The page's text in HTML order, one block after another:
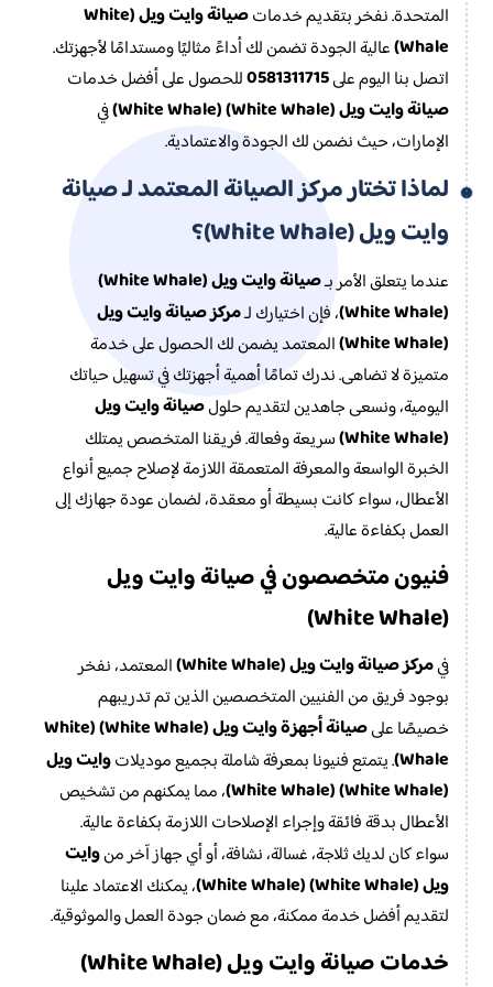
المتحدة. نفخر بتقديم خدمات
صيانة وايت ويل (White
Whale) عالية الجودة تضمن لك أداءً مثاليًا ومستدامًا لأجهزتك.
اتصل بنا اليوم على0581311715للحصول على أفضل خدمات
صيانة وايت ويل (White Whale) (White Whale)
في
الإمارات، حيث نضمن لك الجودة والاعتمادية.
لماذا تختار مركز الصيانة المعتمد لـ صيانة
وايت ويل (White Whale)؟
عندما يتعلق الأمر بـ
صيانة وايت ويل (White Whale)
(White Whale)
، فإن اختيارك لـمركز صيانة وايت ويل
(White Whale)
المعتمد يضمن لك الحصول على خدمة
متميزة لا تضاهى. ندرك تمامًا أهمية أجهزتك في تسهيل حياتك
اليومية، ونسعى جاهدين لتقديم حلولصيانة وايت ويل
(White Whale)
سريعة وفعالة. فريقنا المتخصص يمتلك
الخبرة الواسعة والمعرفة المتعمقة اللازمة لإصلاح جميع أنواع
الأعطال، سواء كانت بسيطة أو معقدة، لضمان عودة جهازك إلى
العمل بكفاءة عالية.
فنيون متخصصون في صيانة وايت ويل
(White Whale)
فيمركز صيانة وايت ويل (White Whale)
المعتمد، نفخر
بوجود فريق من الفنيين المتخصصين الذين تم تدريبهم
خصيصًا على
صيانة أجهزة وايت ويل (White Whale) (White
Whale). يتمتع فنيونا بمعرفة شاملة بجميع موديلاتوايت ويل
(White Whale) (White Whale)
، مما يمكنهم من تشخيص
الأعطال بدقة فائقة وإجراء الإصلاحات اللازمة بكفاءة عالية.
سواء كان لديك ثلاجة، غسالة، نشافة، أو أي جهاز آخر منوايت
ويل (White Whale) (White Whale)
، يمكنك الاعتماد علينا
لتقديم أفضل خدمة ممكنة، مع ضمان جودة العمل والموثوقية.
خدمات صيانة وايت ويل (White Whale)